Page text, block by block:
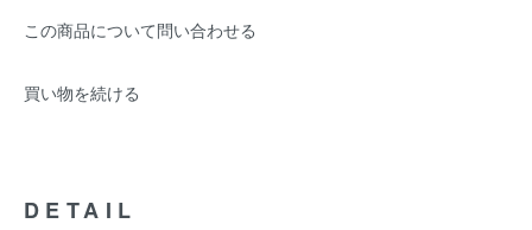
この商品について問い合わせる
買い物を続ける
DETAIL